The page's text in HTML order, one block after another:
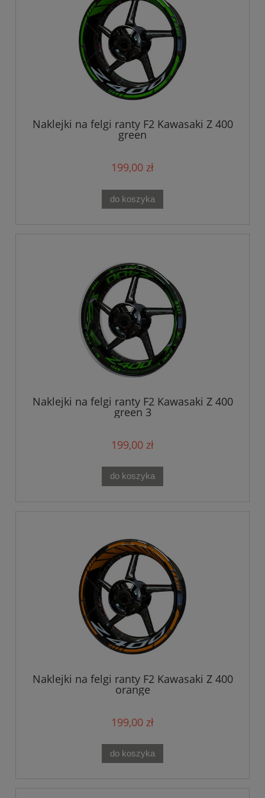
Naklejki na felgi ranty F2 Kawasaki Z 400
green
199,00 zł
do koszyka
Naklejki na felgi ranty F2 Kawasaki Z 400
green 3
199,00 zł
do koszyka
Naklejki na felgi ranty F2 Kawasaki Z 400
orange
199,00 zł
do koszyka